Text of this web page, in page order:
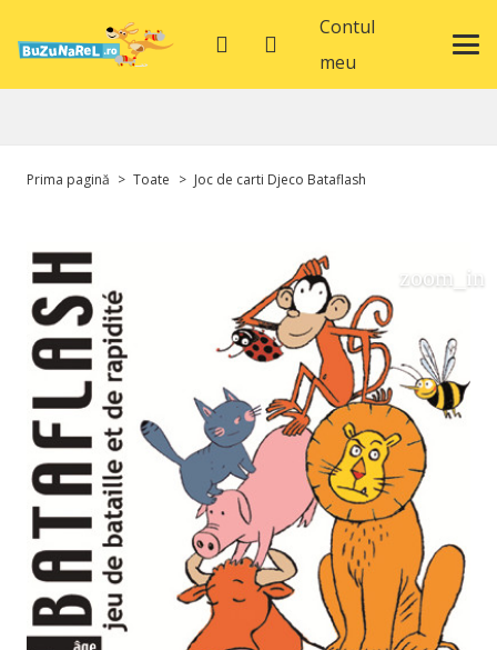
Contul
meu
Prima pagină > Toate > Joc de carti Djeco Bataflash